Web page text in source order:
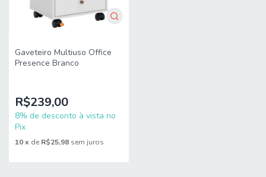
Gaveteiro Multiuso Office
Presence Branco
R$239,00
8% de desconto à vista no
Pix
10x de R$25,98 sem juros